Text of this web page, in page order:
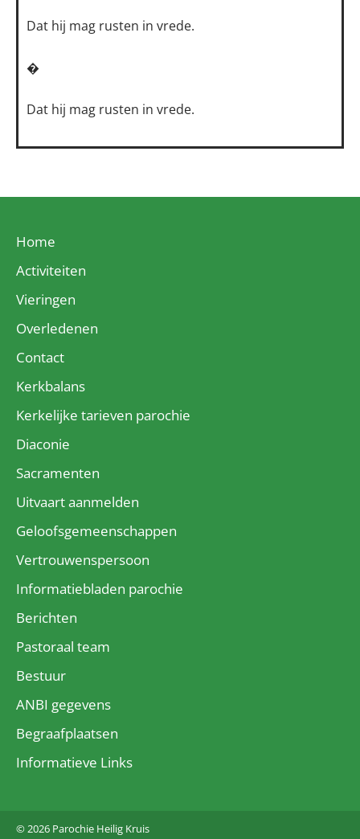
Dat hij mag rusten in vrede.
�
Dat hij mag rusten in vrede.
Home
Activiteiten
Vieringen
Overledenen
Contact
Kerkbalans
Kerkelijke tarieven parochie
Diaconie
Sacramenten
Uitvaart aanmelden
Geloofsgemeenschappen
Vertrouwenspersoon
Informatiebladen parochie
Berichten
Pastoraal team
Bestuur
ANBI gegevens
Begraafplaatsen
Informatieve Links
© 2026 Parochie Heilig Kruis